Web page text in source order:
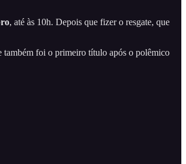
, até às 10h. Depois que fizer o resgate, que
também foi o primeiro título após o polêmico